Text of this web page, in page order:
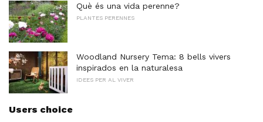
Què és una vida perenne?
PLANTES PERENNES
Woodland Nursery Tema: 8 bells vivers
inspirados en la naturalesa
IDEES PER AL VIVER
Users choice